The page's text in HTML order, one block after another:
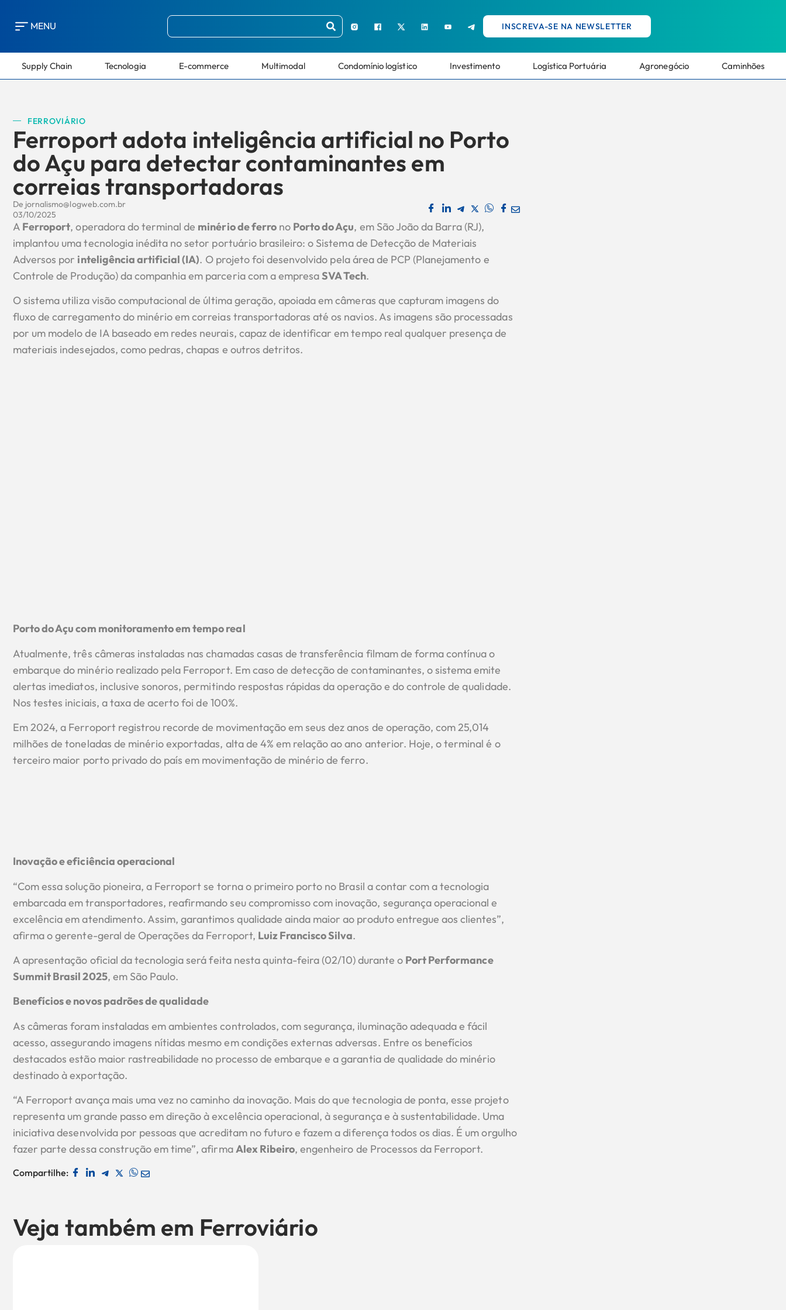
MENU INSCREVA-SE NA NEWSLETTER
Supply Chain Tecnologia E-commerce Multimodal Condomínio logístico Investimento Logística Portuária Agronegócio Caminhões
FERROVIÁRIO
Ferroport adota inteligência artificial no Porto
do Açu para detectar contaminantes em
correias transportadoras
De jornalismo@logweb.com.br
03/10/2025
A Ferroport, operadora do terminal de minério de ferrono Porto do Açu, em São João da Barra (RJ),
implantou uma tecnologia inédita no setor portuário brasileiro: o Sistema de Detecção de Materiais
Adversos por inteligência artificial (IA). O projeto foi desenvolvido pela área de PCP (Planejamento e
Controle de Produção) da companhia em parceria com a empresaSVA Tech.
O sistema utiliza visão computacional de última geração, apoiada em câmeras que capturam imagens do
fluxo de carregamento do minério em correias transportadoras até os navios. As imagens são processadas
por um modelo de IA baseado em redes neurais, capaz de identificar em tempo real qualquer presença de
materiais indesejados, como pedras, chapas e outros detritos.
Porto do Açu com monitoramento em tempo real
Atualmente, três câmeras instaladas nas chamadas casas de transferência filmam de forma contínua o
embarque do minério realizado pela Ferroport. Em caso de detecção de contaminantes, o sistema emite
alertas imediatos, inclusive sonoros, permitindo respostas rápidas da operação e do controle de qualidade.
Nos testes iniciais, a taxa de acerto foi de 100%.
Em 2024, a Ferroport registrou recorde de movimentação em seus dez anos de operação, com 25,014
milhões de toneladas de minério exportadas, alta de 4% em relação ao ano anterior. Hoje, o terminal é o
terceiro maior porto privado do país em movimentação de minério de ferro.
Inovação e eficiência operacional
“Com essa solução pioneira, a Ferroport se torna o primeiro porto no Brasil a contar com a tecnologia
embarcada em transportadores, reafirmando seu compromisso com inovação, segurança operacional e
excelência em atendimento. Assim, garantimos qualidade ainda maior ao produto entregue aos clientes”,
afirma o gerente-geral de Operações da Ferroport, Luiz Francisco Silva.
A apresentação oficial da tecnologia será feita nesta quinta-feira (02/10) durante o Port Performance
Summit Brasil 2025, em São Paulo.
Benefícios e novos padrões de qualidade
As câmeras foram instaladas em ambientes controlados, com segurança, iluminação adequada e fácil
acesso, assegurando imagens nítidas mesmo em condições externas adversas. Entre os benefícios
destacados estão maior rastreabilidade no processo de embarque e a garantia de qualidade do minério
destinado à exportação.
“A Ferroport avança mais uma vez no caminho da inovação. Mais do que tecnologia de ponta, esse projeto
representa um grande passo em direção à excelência operacional, à segurança e à sustentabilidade. Uma
iniciativa desenvolvida por pessoas que acreditam no futuro e fazem a diferença todos os dias. É um orgulho
fazer parte dessa construção em time”, afirmaAlex Ribeiro, engenheiro de Processos da Ferroport.
Compartilhe:
Veja também em Ferroviário